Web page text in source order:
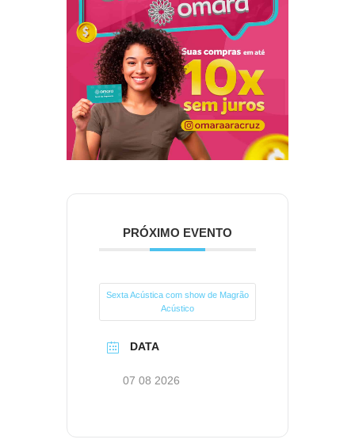
PRÓXIMO EVENTO
Sexta Acústica com show de Magrão
Acústico
DATA
07 08 2026